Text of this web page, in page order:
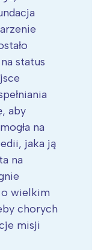
status
aby
na
jaka ją
na
o wielkim
chorych
misji